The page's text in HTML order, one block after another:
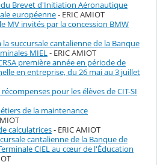
du Brevet d'Initiation Aéronautique
européenne- ERIC AMIOT
MV invités par la concession BMW
succursale cantalienne de la Banque
MIEL- ERIC AMIOT
première année en période de
en entreprise, du 26 mai au 3 juillet
pour les élèves de CIT-SI
de la maintenance
calculatrices- ERIC AMIOT
cantalienne de la Banque de
CIEL au cœur de l'Éducation